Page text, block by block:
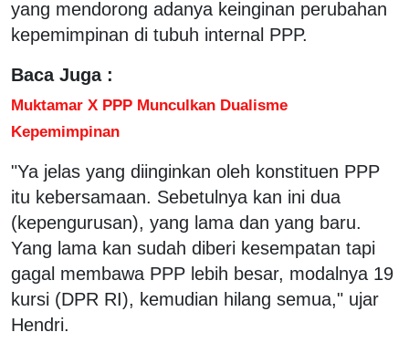
yang mendorong adanya keinginan perubahan
kepemimpinan di tubuh internal PPP.
Baca Juga :
Muktamar X PPP Munculkan Dualisme
Kepemimpinan
"Ya jelas yang diinginkan oleh konstituen PPP
itu kebersamaan. Sebetulnya kan ini dua
(kepengurusan), yang lama dan yang baru.
Yang lama kan sudah diberi kesempatan tapi
gagal membawa PPP lebih besar, modalnya 19
kursi (DPR RI), kemudian hilang semua," ujar
Hendri.